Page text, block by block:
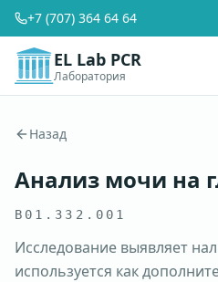
+7 (707) 364 64 64
EL Lab PCR
Лаборатория
Назад
Анализ мочи на
B01.332.001
Исследование выявляет
используется как